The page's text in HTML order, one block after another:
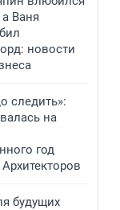
Ваня
новости
следить»:
на
год
будущих